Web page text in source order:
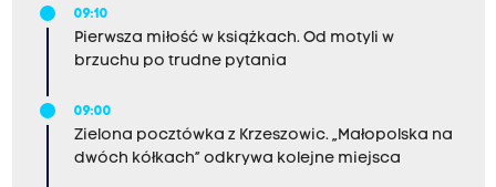
09:10
Pierwsza miłość w książkach. Od motyli w
brzuchu po trudne pytania
09:00
Zielona pocztówka z Krzeszowic. „Małopolska na
dwóch kółkach” odkrywa kolejne miejsca